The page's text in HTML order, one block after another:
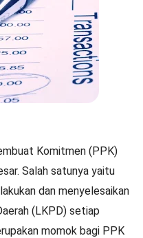
Komitmen (PPK)
Salah satunya yaitu
dan menyelesaikan
(LKPD) setiap
momok bagi PPK